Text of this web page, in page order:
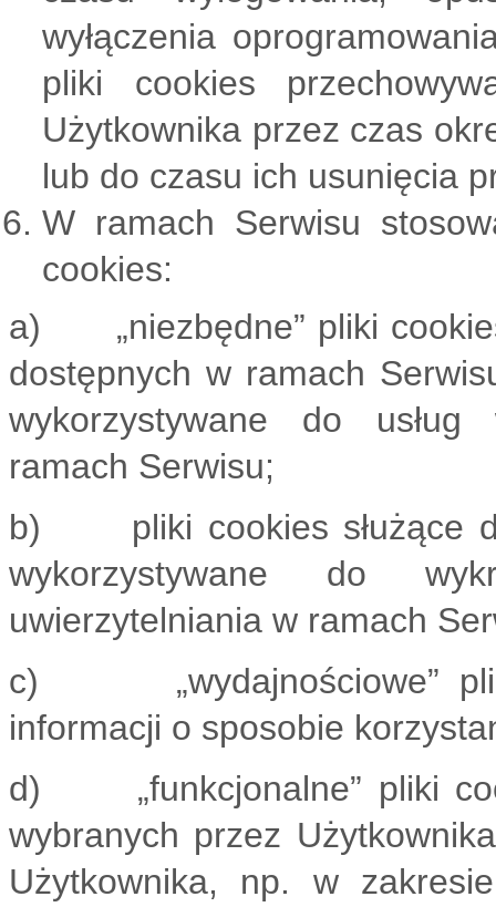
wyłączenia
pliki cookies
Użytkownika przez czas
lub do czasu ich usunięcia
W ramach Serwisu
cookies:
a) „niezbędne” pliki
dostępnych w ramach
wykorzystywane do usług
ramach Serwisu;
b) pliki cookies służące
wykorzystywane do
uwierzytelniania w ramach
c) „wydajnościowe” pliki
informacji o sposobie
d) „funkcjonalne” pliki
wybranych przez
Użytkownika, np. w